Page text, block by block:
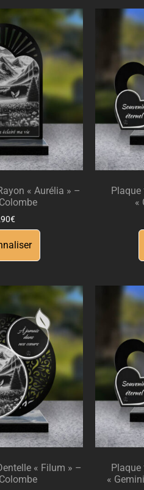
« Aurélia » –
€
Plaque
«
« Filum » –
Plaque
«